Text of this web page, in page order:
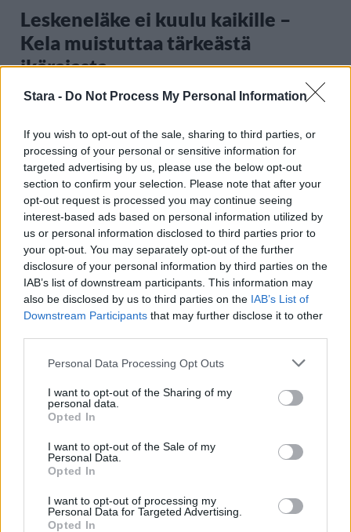
Stara - Do Not Process My Personal Information
If you wish to opt-out of the sale, sharing to third parties, or
processing of your personal or sensitive information for
targeted advertising by us, please use the below opt-out
section to confirm your selection. Please note that after your
opt-out request is processed you may continue seeing
interest-based ads based on personal information utilized by
us or personal information disclosed to third parties prior to
your opt-out. You may separately opt-out of the further
disclosure of your personal information by third parties on the
IAB’s list of downstream participants. This information may
also be disclosed by us to third parties on the IAB’s List of
Downstream Participants that may further disclose it to other
Personal Data Processing Opt Outs
I want to opt-out of the Sharing of my
personal data.
Opted In
I want to opt-out of the Sale of my
Personal Data.
Opted In
I want to opt-out of processing my
Personal Data for Targeted Advertising.
Opted In
Leskeneläke ei kuulu kaikille –
Kela muistuttaa tärkeästä
ikärajasta
2
VIIHDEUUTISET
Sääennuste ulottuu nyt
marraskuulle – tältä näyttää
syksyn sää
3